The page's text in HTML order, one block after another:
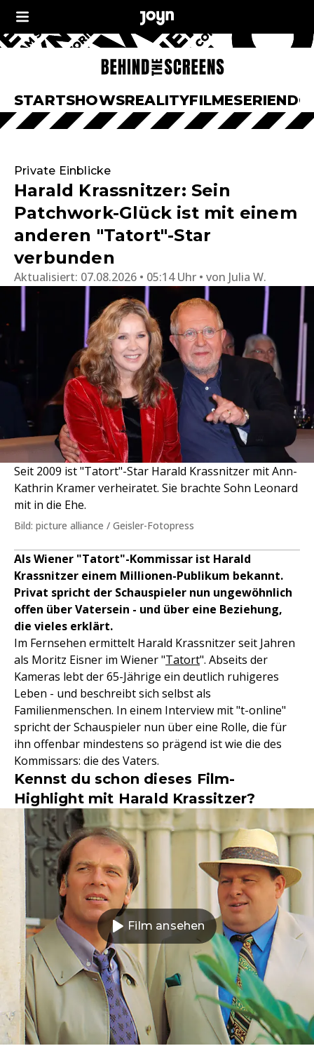
STARTSHOWSREALITYFILMESERIEN
Private Einblicke
Harald Krassnitzer: Sein
Patchwork-Glück ist mit einem
anderen "Tatort"-Star
verbunden
Aktualisiert: 07.08.2026 • 05:14 Uhr von Julia W.
Seit 2009 ist "Tatort"-Star Harald Krassnitzer mit Ann-
Kathrin Kramer verheiratet. Sie brachte Sohn Leonard
mit in die Ehe.
Bild: picture alliance / Geisler-Fotopress
Als Wiener "Tatort"-Kommissar ist Harald
Krassnitzer einem Millionen-Publikum bekannt.
Privat spricht der Schauspieler nun ungewöhnlich
offen über Vatersein - und über eine Beziehung,
die vieles erklärt.
Im Fernsehen ermittelt Harald Krassnitzer seit Jahren
als Moritz Eisner im Wiener "Tatort". Abseits der
Kameras lebt der 65-Jährige ein deutlich ruhigeres
Leben - und beschreibt sich selbst als
Familienmenschen. In einem Interview mit "t-online"
spricht der Schauspieler nun über eine Rolle, die für
ihn offenbar mindestens so prägend ist wie die des
Kommissars: die des Vaters.
Kennst du schon dieses Film-
Highlight mit Harald Krassitzer?
Film ansehen